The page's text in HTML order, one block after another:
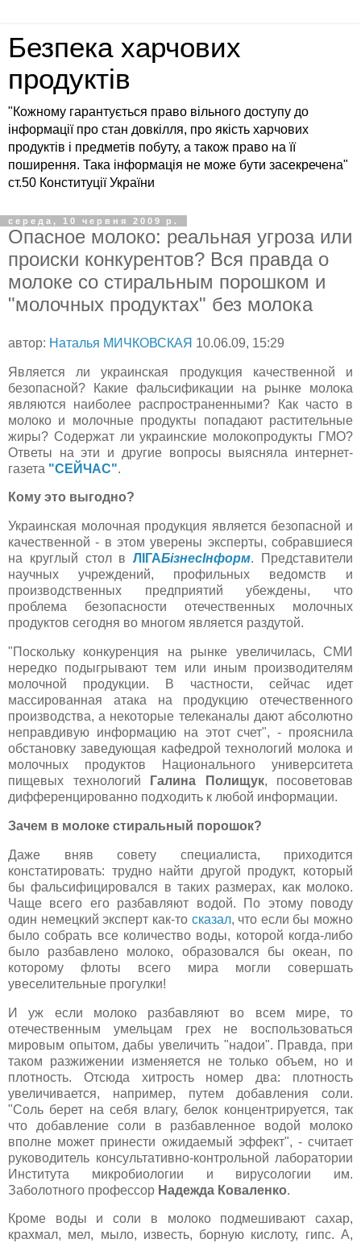
Безпека харчових
продуктів
"Кожному гарантується право вільного доступу до
інформації про стан довкілля, про якість харчових
продуктів і предметів побуту, а також право на її
поширення. Така інформація не може бути засекречена"
ст.50 Конституції України
середа, 10 червня 2009 р.
Опасное молоко: реальная угроза или
происки конкурентов? Вся правда о
молоке со стиральным порошком и
"молочных продуктах" без молока
автор: Наталья МИЧКОВСКАЯ 10.06.09, 15:29
Является ли украинская продукция качественной и
безопасной? Какие фальсификации на рынке молока
являются наиболее распространенными? Как часто в
молоко и молочные продукты попадают растительные
жиры? Содержат ли украинские молокопродукты ГМО?
Ответы на эти и другие вопросы выясняла интернет-
газета "СЕЙЧАС".
Кому это выгодно?
Украинская молочная продукция является безопасной и
качественной - в этом уверены эксперты, собравшиеся
на круглый стол вЛIГАБiзнесIнформ. Представители
научных учреждений, профильных ведомств и
производственных предприятий убеждены, что
проблема безопасности отечественных молочных
продуктов сегодня во многом является раздутой.
"Поскольку конкуренция на рынке увеличилась, СМИ
нередко подыгрывают тем или иным производителям
молочной продукции. В частности, сейчас идет
массированная атака на продукцию отечественного
производства, а некоторые телеканалы дают абсолютно
неправдивую информацию на этот счет", - прояснила
обстановку заведующая кафедрой технологий молока и
молочных продуктов Национального университета
пищевых технологий Галина Полищук, посоветовав
дифференцированно подходить к любой информации.
Зачем в молоке стиральный порошок?
Даже вняв совету специалиста, приходится
констатировать: трудно найти другой продукт, который
бы фальсифицировался в таких размерах, как молоко.
Чаще всего его разбавляют водой. По этому поводу
один немецкий эксперт как-то сказал, что если бы можно
было собрать все количество воды, которой когда-либо
было разбавлено молоко, образовался бы океан, по
которому флоты всего мира могли совершать
увеселительные прогулки!
И уж если молоко разбавляют во всем мире, то
отечественным умельцам грех не воспользоваться
мировым опытом, дабы увеличить "надои". Правда, при
таком разжижении изменяется не только объем, но и
плотность. Отсюда хитрость номер два: плотность
увеличивается, например, путем добавления соли.
"Соль берет на себя влагу, белок концентрируется, так
что добавление соли в разбавленное водой молоко
вполне может принести ожидаемый эффект", - считает
руководитель консультативно-контрольной лаборатории
Института микробиологии и вирусологии им.
Заболотного профессор Надежда Коваленко.
Кроме воды и соли в молоко подмешивают сахар,
крахмал, мел, мыло, известь, борную кислоту, гипс. А,